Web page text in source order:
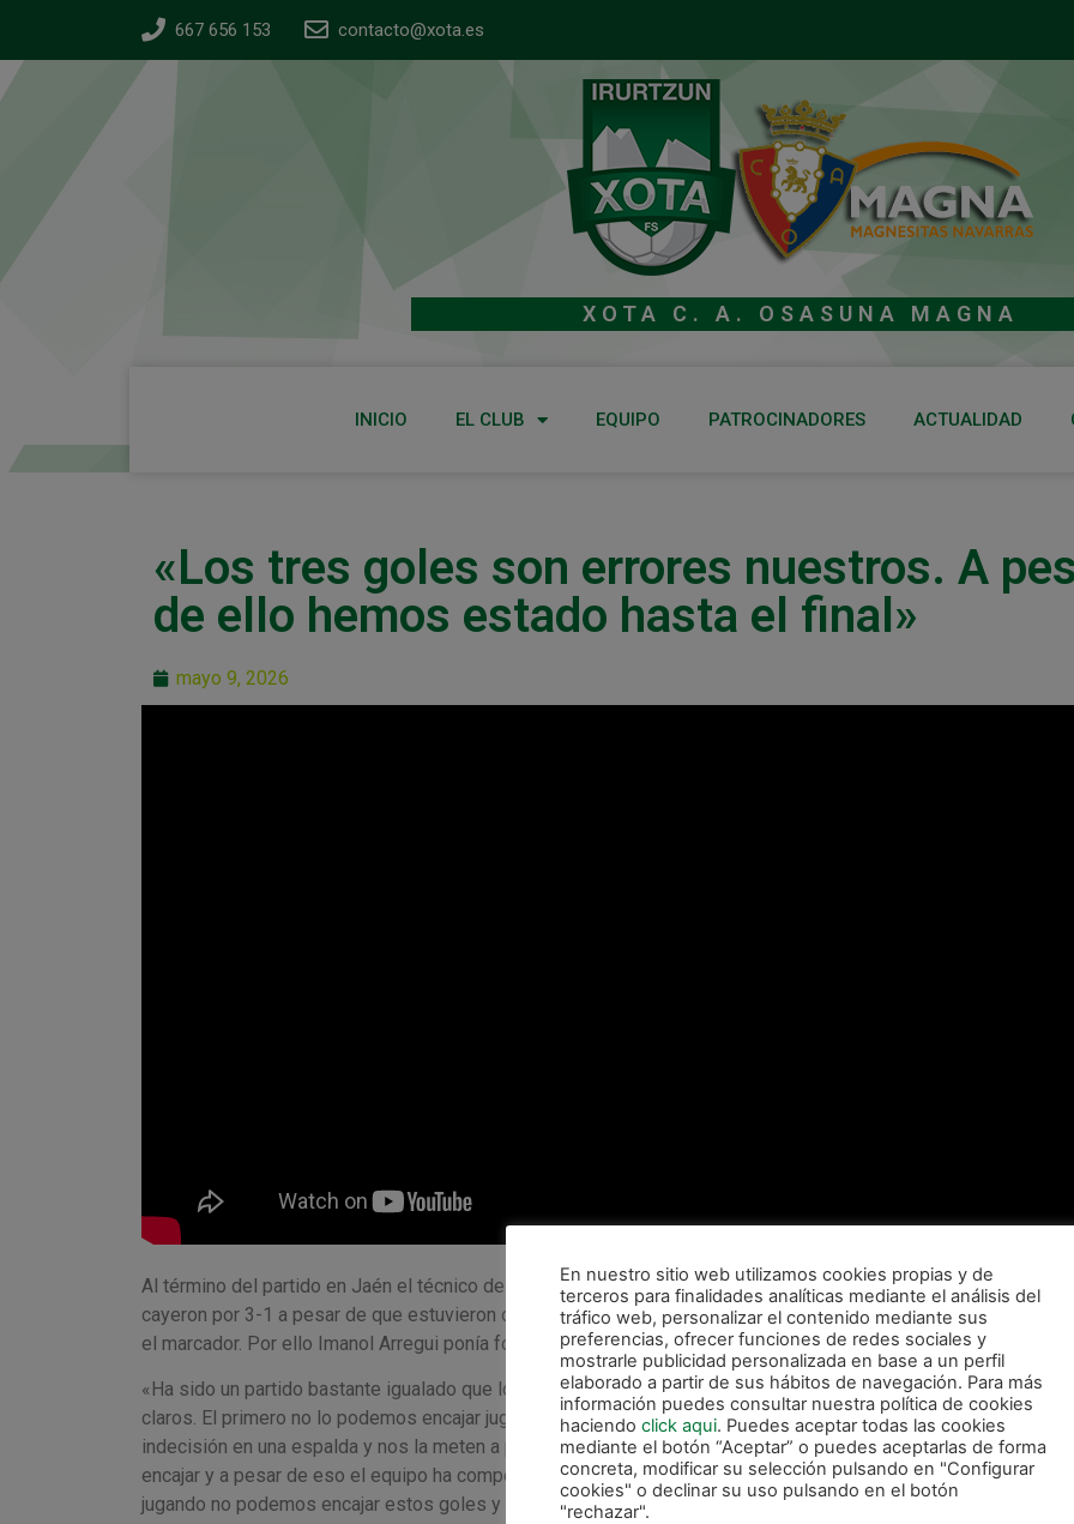
667 656 153 contacto@xota.es
XOTA C. A. OSASUNA MAGNA
INICIO EL CLUB EQUIPO PATROCINADORES ACTUALIDAD
«Los tres goles son errores nuestros. A
de ello hemos estado hasta el final»
mayo 9, 2026
Al término del partido en Jaén el técnico de Osasuna Magna explicaba lo visto sobre el parqué, en el que los
cayeron por 3-1 a pesar de que estuvieron optando al empate hasta los últimos instantes, además de
el marcador. Por ello Imanol Arregui ponía foco en los tres goles encajados, los cuales considera evitables.
«Ha sido un partido bastante igualado que lo ha desequilibrado los errores. Los tres goles son errores nuestros
claros. El primero no lo podemos encajar jugándonos lo que nos jugamos y el segundo y el tercero igual: una
indecisión en una espalda y nos la meten a puerta vacía. El tercero exactamente lo mismo. Son goles que no
encajar y a pesar de eso el equipo ha competido bien y ha estado hasta el final. Pero insisto, con lo que nos
jugando no podemos encajar estos goles y metiendo uno es complicado», explicaba.
En nuestro sitio web utilizamos cookies propias y de
terceros para finalidades analíticas mediante el análisis del
tráfico web, personalizar el contenido mediante sus
preferencias, ofrecer funciones de redes sociales y
mostrarle publicidad personalizada en base a un perfil
elaborado a partir de sus hábitos de navegación. Para más
información puedes consultar nuestra política de cookies
haciendo click aqui. Puedes aceptar todas las cookies
mediante el botón “Aceptar” o puedes aceptarlas de forma
concreta, modificar su selección pulsando en "Configurar
cookies" o declinar su uso pulsando en el botón
"rechazar".